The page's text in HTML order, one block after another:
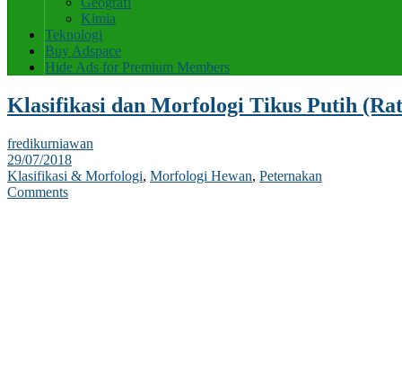
Kimia
Teknologi
Buy Adspace
Hide Ads for Premium Members
Klasifikasi dan Morfologi Tikus Putih
fredikurniawan
29/07/2018
Klasifikasi & Morfologi, Morfologi Hewan, Peternakan
Comments